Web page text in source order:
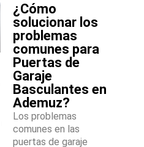
¿Cómo
solucionar los
problemas
comunes para
Puertas de
Garaje
Basculantes en
Ademuz?
Los problemas
comunes en las
puertas de garaje